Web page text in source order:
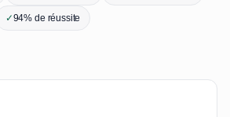
✓94% de réussite